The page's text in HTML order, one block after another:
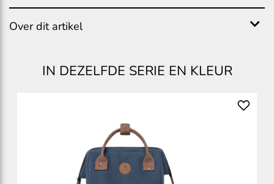
Over dit artikel
IN DEZELFDE SERIE EN KLEUR